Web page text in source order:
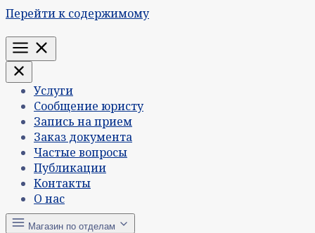
Перейти к содержимому
Меню
Услуги
Сообщение юристу
Запись на прием
Заказ документа
Частые вопросы
Публикации
Контакты
О нас
Магазин по отделам